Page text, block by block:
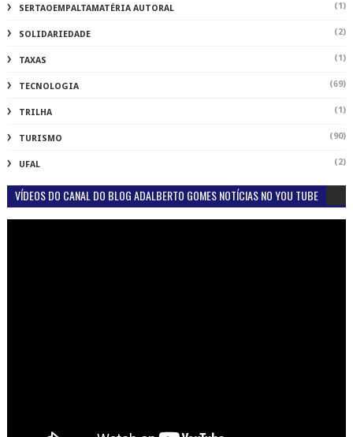
SERTAOEMPALTAMATÉRIA AUTORAL (1)
SOLIDARIEDADE (2)
TAXAS (1)
TECNOLOGIA (69)
TRILHA (1)
TURISMO (90)
UFAL (2)
VÍDEOS DO CANAL DO BLOG ADALBERTO GOMES NOTÍCIAS NO YOU TUBE